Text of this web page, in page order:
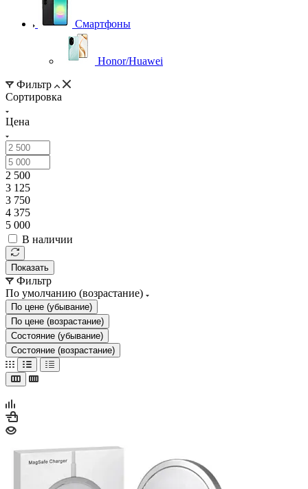
Смартфоны
Honor/Huawei
Фильтр
Сортировка
Цена
2 500
3 125
3 750
4 375
5 000
В наличии
Показать
Фильтр
По умолчанию (возрастание)
По цене (убывание)
По цене (возрастание)
Состояние (убывание)
Состояние (возрастание)